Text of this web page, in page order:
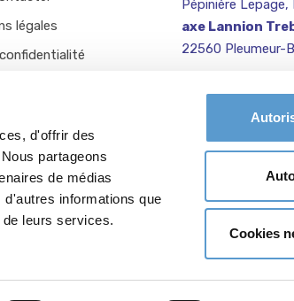
d'offrir des
partageons
de médias
informations que
leurs services.
Cookies
légales
Pépinière Lepage,
axe Lannion
22560 Pleumeur-
bretagne.fr
02 96 47 27